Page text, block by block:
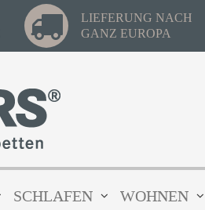
LIEFERUNG NACH
GANZ EUROPA
SCHLAFEN WOHNEN